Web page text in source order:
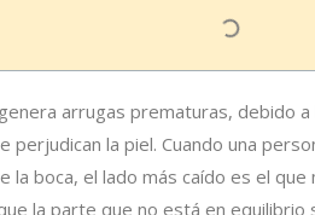
arrugas prematuras, debido
perjudican la piel. Cuando una
la boca, el lado más caído es el
la parte que no está en